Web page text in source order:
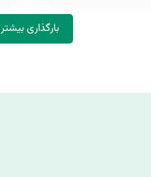
بارگذاری بیشتر